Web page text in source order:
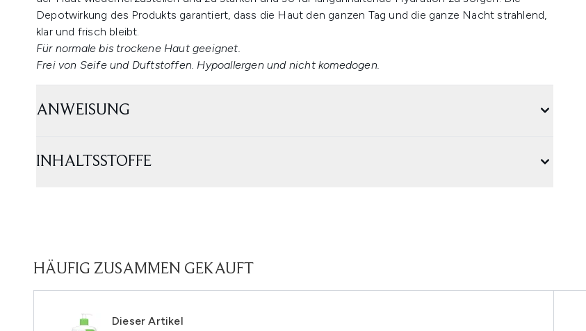
Depotwirkung des Produkts garantiert, dass die Haut den ganzen Tag und die ganze Nacht strahlend,
klar und frisch bleibt.
Für normale bis trockene Haut geeignet.
Frei von Seife und Duftstoffen. Hypoallergen und nicht komedogen.
ANWEISUNG
INHALTSSTOFFE
HÄUFIG ZUSAMMEN GEKAUFT
Dieser Artikel